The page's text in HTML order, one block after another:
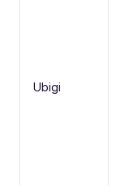
Ubigi